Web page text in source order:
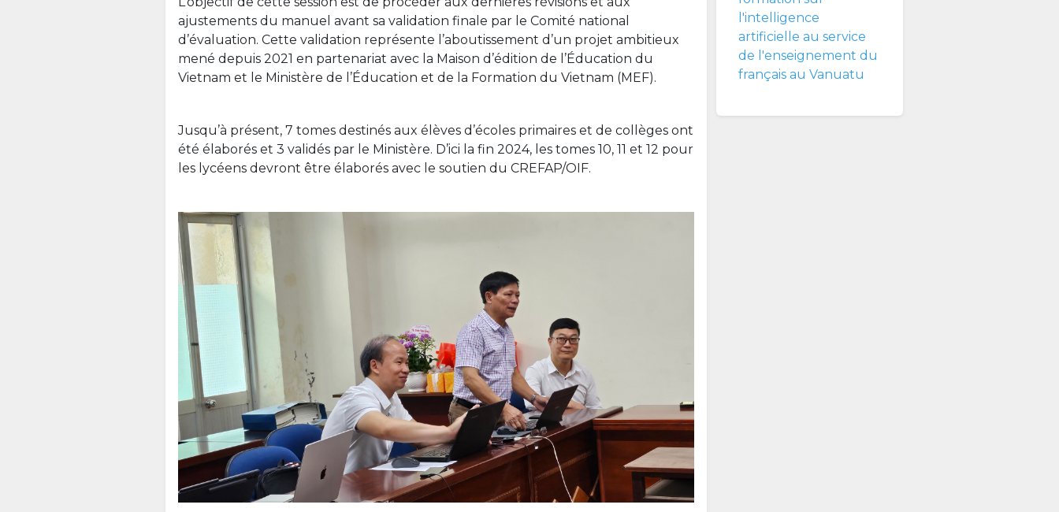
ajustements du manuel avant sa validation finale par le Comité national
d’évaluation. Cette validation représente l’aboutissement d’un projet ambitieux
mené depuis 2021 en partenariat avec la Maison d’édition de l’Éducation du
Vietnam et le Ministère de l’Éducation et de la Formation du Vietnam (MEF).
Jusqu’à présent, 7 tomes destinés aux élèves d’écoles primaires et de collèges ont
été élaborés et 3 validés par le Ministère. D’ici la fin 2024, les tomes 10, 11 et 12 pour
les lycéens devront être élaborés avec le soutien du CREFAP/OIF.
l'intelligence
artificielle au service
de l'enseignement du
français au Vanuatu